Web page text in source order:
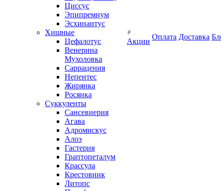
Циссус
Эпипремнум
Эсхинантус
Хищные
Цефалотус
Венерина
Мухоловка
Саррацения
Непентес
Жирянка
Росянка
Суккуленты
Сансевиерия
Агава
Адромискус
Алоэ
Гастерия
Граптопеталум
Крассула
Крестовник
Литопс
Акции
Оплата Доставка